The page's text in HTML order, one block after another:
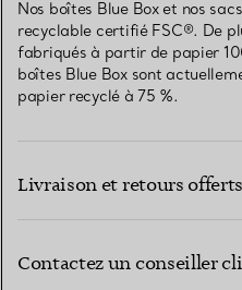
Nos boîtes Blue Box et nos
recyclable certifié FSC®. De
fabriqués à partir de papier
boîtes Blue Box sont
papier recyclé à 75 %.
Livraison et retours offerts
Contactez un conseiller